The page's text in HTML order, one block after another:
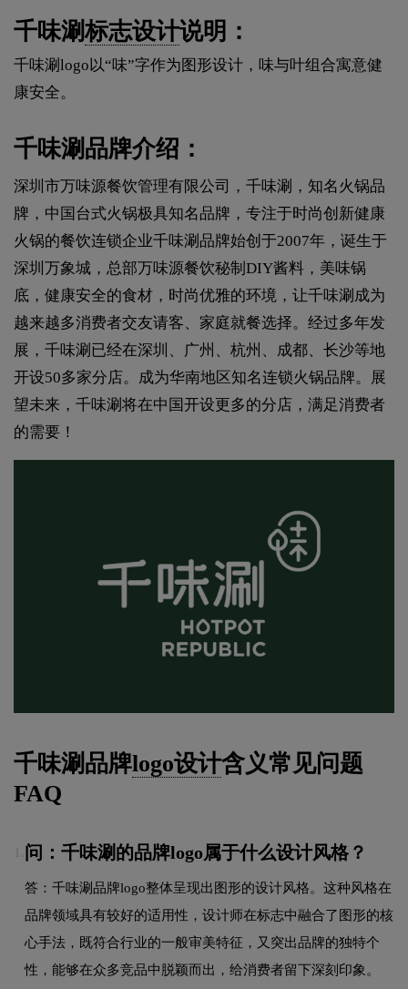
千味涮标志设计说明：
千味涮logo以“味”字作为图形设计，味与叶组合寓意健
康安全。
千味涮品牌介绍：
深圳市万味源餐饮管理有限公司，千味涮，知名火锅品
牌，中国台式火锅极具知名品牌，专注于时尚创新健康
火锅的餐饮连锁企业千味涮品牌始创于2007年，诞生于
深圳万象城，总部万味源餐饮秘制DIY酱料，美味锅
底，健康安全的食材，时尚优雅的环境，让千味涮成为
越来越多消费者交友请客、家庭就餐选择。经过多年发
展，千味涮已经在深圳、广州、杭州、成都、长沙等地
开设50多家分店。成为华南地区知名连锁火锅品牌。展
望未来，千味涮将在中国开设更多的分店，满足消费者
的需要！
千味涮品牌logo设计含义常见问题
FAQ
问：千味涮的品牌logo属于什么设计风格？
答：千味涮品牌logo整体呈现出图形的设计风格。这种风格在
品牌领域具有较好的适用性，设计师在标志中融合了图形的核
心手法，既符合行业的一般审美特征，又突出品牌的独特个
性，能够在众多竞品中脱颖而出，给消费者留下深刻印象。